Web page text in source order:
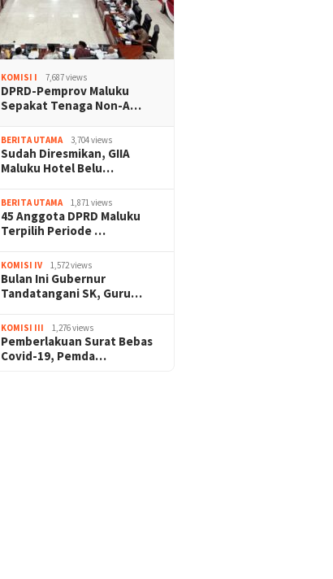
KOMISI I 7,687 views
DPRD-Pemprov Maluku
Sepakat Tenaga Non-A…
BERITA UTAMA 3,704 views
Sudah Diresmikan, GIIA
Maluku Hotel Belu…
BERITA UTAMA 1,871 views
45 Anggota DPRD Maluku
Terpilih Periode …
KOMISI IV 1,572 views
Bulan Ini Gubernur
Tandatangani SK, Guru…
KOMISI III 1,276 views
Pemberlakuan Surat Bebas
Covid-19, Pemda…